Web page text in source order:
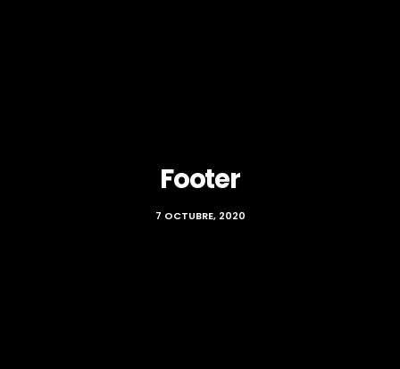
Footer
7 OCTUBRE, 2020